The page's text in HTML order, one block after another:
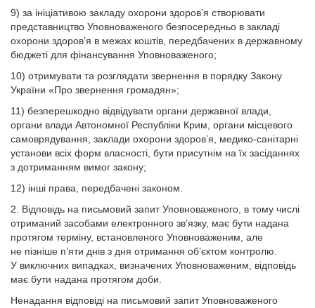
9) за ініціативою закладу охорони здоров’я створювати
представництво Уповноваженого безпосередньо в закладі
охорони здоров’я в межах коштів, передбачених в державному
бюджеті для фінансування Уповноваженого;
10) отримувати та розглядати звернення в порядку Закону
України «Про звернення громадян»;
11) безперешкодно відвідувати органи державної влади,
органи влади Автономної Республіки Крим, органи місцевого
самоврядування, заклади охорони здоров’я, медико-санітарні
установи всіх форм власності, бути присутнім на їх засіданнях
з дотриманням вимог закону;
12) інші права, передбачені законом.
2. Відповідь на письмовий запит Уповноваженого, в тому числі
отриманий засобами електронного зв’язку, має бути надана
протягом терміну, встановленого Уповноваженим, але
не пізніше п’яти днів з дня отримання об’єктом контролю.
У виключних випадках, визначених Уповноваженим, відповідь
має бути надана протягом доби.
Ненадання відповіді на письмовий запит Уповноваженого